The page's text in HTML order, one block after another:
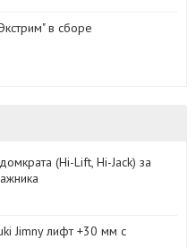
в сборе
(Hi-Lift, Hi-Jack) за
Jimny лифт +30 мм с